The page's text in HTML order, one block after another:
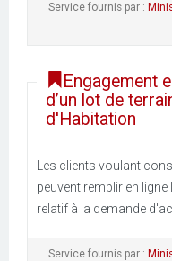
Service fournis par :
Engagement
d’un lot de
d'Habitation
Les clients voulant
peuvent remplir en
relatif à la demande
Service fournis par :